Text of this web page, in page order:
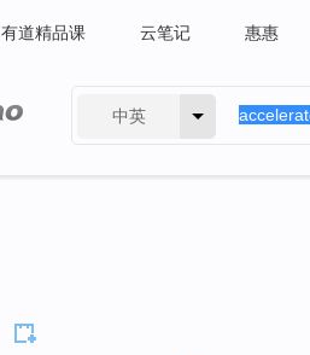
有道精品课 云笔记 惠惠
中英